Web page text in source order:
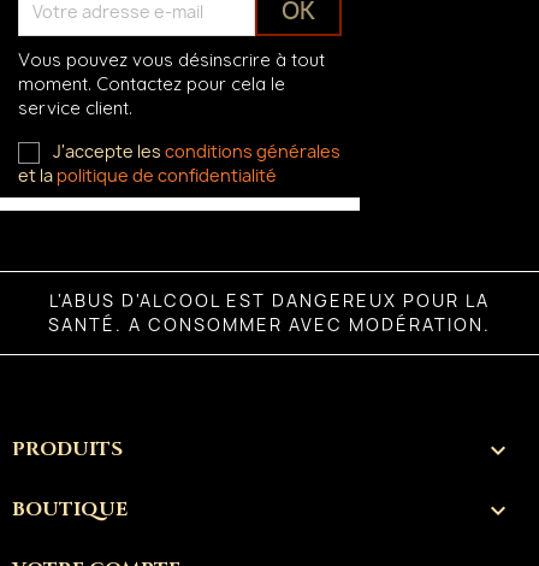
Vous pouvez vous désinscrire à tout
moment. Contactez pour cela le
service client.
J'accepte les conditions générales
et la politique de confidentialité
L'ABUS D'ALCOOL EST DANGEREUX POUR LA
SANTÉ. A CONSOMMER AVEC MODÉRATION.
PRODUITS 
BOUTIQUE 